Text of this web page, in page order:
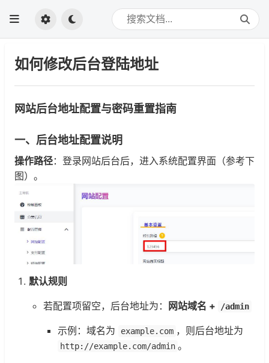
如何修改后台登陆地址
网站后台地址配置与密码重置指南
一、后台地址配置说明
操作路径：登录网站后台后，进入系统配置界面（参考下
图）。
默认规则
若配置项留空，后台地址为： 网站域名 + /admin
示例：域名为 example.com ，则后台地址为
http://example.com/admin 。